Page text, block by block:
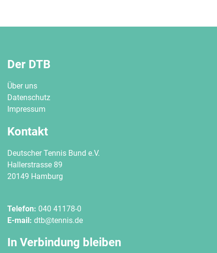
Der DTB
Über uns
Datenschutz
Impressum
Kontakt
Deutscher Tennis Bund e.V.
Hallerstrasse 89
20149 Hamburg
Telefon: 040 41178-0
E-mail: dtb@tennis.de
In Verbindung bleiben